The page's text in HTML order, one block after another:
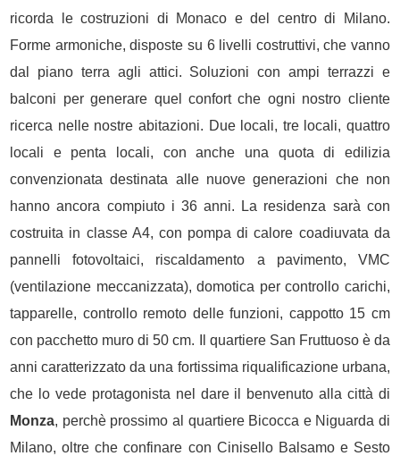
ricorda le costruzioni di Monaco e del centro di Milano.
Forme armoniche, disposte su 6 livelli costruttivi, che vanno
dal piano terra agli attici. Soluzioni con ampi terrazzi e
balconi per generare quel confort che ogni nostro cliente
ricerca nelle nostre abitazioni. Due locali, tre locali, quattro
locali e penta locali, con anche una quota di edilizia
convenzionata destinata alle nuove generazioni che non
hanno ancora compiuto i 36 anni. La residenza sarà con
costruita in classe A4, con pompa di calore coadiuvata da
pannelli fotovoltaici, riscaldamento a pavimento, VMC
(ventilazione meccanizzata), domotica per controllo carichi,
tapparelle, controllo remoto delle funzioni, cappotto 15 cm
con pacchetto muro di 50 cm. Il quartiere San Fruttuoso è da
anni caratterizzato da una fortissima riqualificazione urbana,
che lo vede protagonista nel dare il benvenuto alla città di
Monza, perchè prossimo al quartiere Bicocca e Niguarda di
Milano, oltre che confinare con Cinisello Balsamo e Sesto